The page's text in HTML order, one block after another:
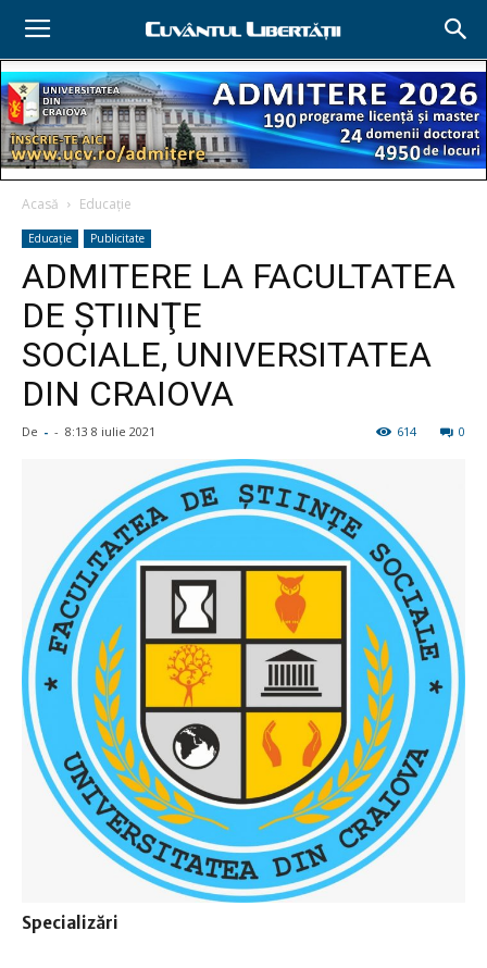
Acasă Educație
Educație Publicitate
ADMITERE LA FACULTATEA
DE ŞTIINŢE
SOCIALE, UNIVERSITATEA
DIN CRAIOVA
De - - 8:13 8 iulie 2021 0
614
Specializări